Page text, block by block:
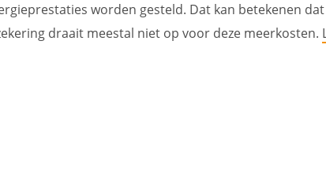
worden gesteld. Dat kan betekenen dat
draait meestal niet op voor deze meerkosten.